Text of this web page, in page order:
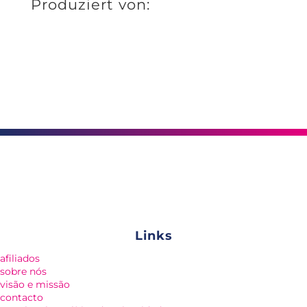
Produziert von:
Links
afiliados
sobre nós
visão e missão
contacto